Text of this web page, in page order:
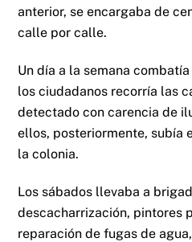
anterior, se encargaba de
calle por calle.
Un día a la semana
los ciudadanos recorría las
detectado con carencia de
ellos, posteriormente, subía
la colonia.
Los sábados llevaba a
descacharrización, pintores
reparación de fugas de